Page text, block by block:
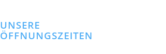
UNSERE
ÖFFNUNGSZEITEN